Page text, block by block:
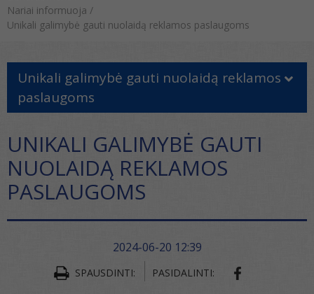
Nariai informuoja /
Unikali galimybė gauti nuolaidą reklamos paslaugoms
Unikali galimybė gauti nuolaidą reklamos
paslaugoms
UNIKALI GALIMYBĖ GAUTI
NUOLAIDĄ REKLAMOS
PASLAUGOMS
2024-06-20 12:39
SPAUSDINTI: PASIDALINTI: